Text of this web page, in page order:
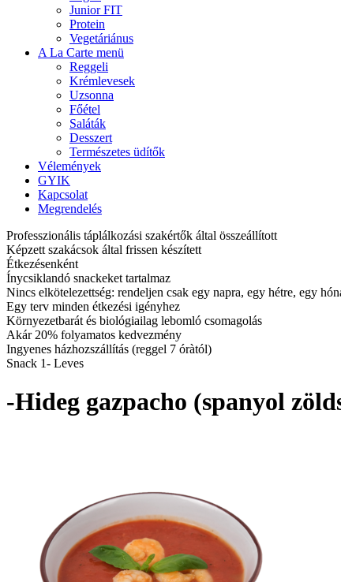
Junior FIT
Protein
Vegetáriánus
A La Carte menü
Reggeli
Krémlevesek
Uzsonna
Főétel
Saláták
Desszert
Természetes üdítők
Vélemények
GYIK
Kapcsolat
Megrendelés
Professzionális táplálkozási szakértők által összeállított
Képzett szakácsok által frissen készített
Étkezésenként
Ínycsiklandó snackeket tartalmaz
Nincs elkötelezettség: rendeljen csak egy napra, egy hétre, egy
Egy terv minden étkezési igényhez
Környezetbarát és biológiailag lebomló csomagolás
Akár 20% folyamatos kedvezmény
Ingyenes házhozszállítás (reggel 7 óràtól)
Snack 1- Leves
-Hideg gazpacho (spanyol